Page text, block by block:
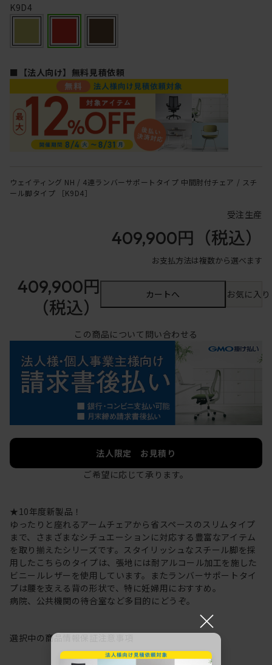
K9D4
■【法人向け】無料見積依頼
ウェイティング NH / 4連ランバーサポートタイプ 中間肘付チェア / スチ
ール脚タイプ ［K9D4］
受注生産
409,900円 （税込）
お支払方法は複数から選べます
409,900円
（税込）
カートへ お気に入
この商品について問い合わせる
法人限定 お見積り
ご希望に応じて承ります。
★10年度新製品！
ゆったりと座れるアームチェアから省スペースのスリムタイプ
まで、さまざまなシチュエーションに対応する豊富なアイテム
を取り揃えたシリーズです。スタイリッシュなスチール脚を採
用したこちらのタイプは、張地には耐アルコール加工を施した
ビニールレザーを使用しています。またランバーサポートタイ
プは腰を支える背の形状で、特に妊婦用におすすめ。
病院、公共機関の待合室など多目的にどうぞ。
選択中の商品情報
×